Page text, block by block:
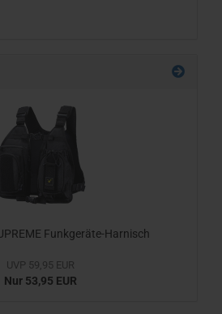
Funkgeräte-Harnisch
UVP 59,95 EUR
Nur 53,95 EUR